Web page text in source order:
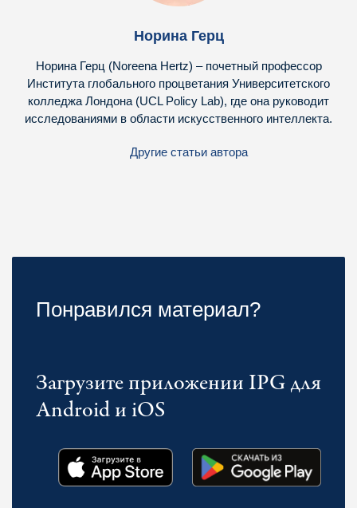
Норина Герц
Норина Герц (Noreena Hertz) – почетный профессор
Института глобального процветания Университетского
колледжа Лондона (UCL Policy Lab), где она руководит
исследованиями в области искусственного интеллекта.
Другие статьи автора
Понравился материал?
Загрузите приложении IPG для
Android и iOS